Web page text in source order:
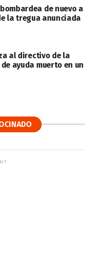
de nuevo a
la tregua anunciada
al directivo de la
ayuda muerto en un